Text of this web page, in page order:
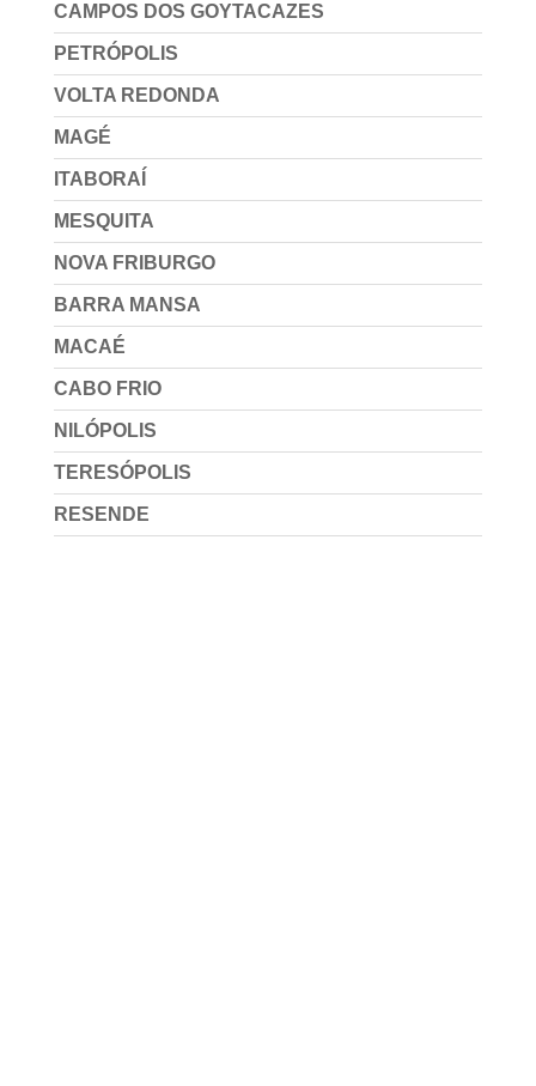
CAMPOS DOS GOYTACAZES
PETRÓPOLIS
VOLTA REDONDA
MAGÉ
ITABORAÍ
MESQUITA
NOVA FRIBURGO
BARRA MANSA
MACAÉ
CABO FRIO
NILÓPOLIS
TERESÓPOLIS
RESENDE